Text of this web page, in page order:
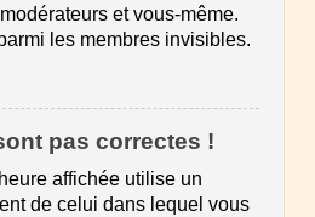
et vous-même.
les membres invisibles.
pas correctes !
affichée utilise un
de celui dans lequel vous